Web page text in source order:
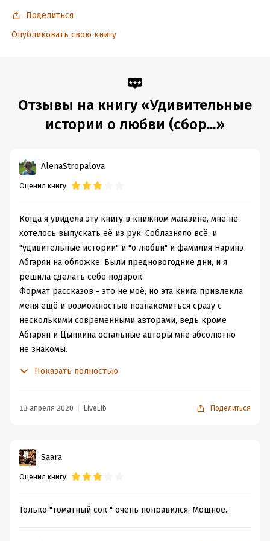
Объем:473504
Год издания:2025
Поделиться
Опубликовать свою книгу
Отзывы на книгу «Удивительные
истории о любви (сбор...»
AlenaStropalova
Оценил книгу
Когда я увидела эту книгу в книжном магазине, мне не
хотелось выпускать её из рук. Соблазняло всё: и
"удивительные истории" и "о любви" и фамилия Наринэ
Абгарян на обложке. Были предновогодние дни, и я
решила сделать себе подарок.
Формат рассказов - это не моё, но эта книга привлекла
меня ещё и возможностью познакомиться сразу с
несколькими современными авторами, ведь кроме
Абгарян и Цыпкина остальные авторы мне абсолютно
не знакомы.
рассказов - это фантастика или мистика, порою даже
Так как фантастика - это жанр, с которым я мало
знакома, некоторые рассказы я вообще не поняла или
не прониклась. Но были и такие, которые сильно меня
"Дитя вечности" Лидии Королёвой, "Голос в лабиринте"
Показать полностью
13 апреля 2020 LiveLib Поделиться
Saara
Оценил книгу
Только "томатный сок " очень понравился. Мощное..